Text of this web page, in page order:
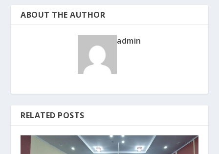
ABOUT THE AUTHOR
admin
RELATED POSTS